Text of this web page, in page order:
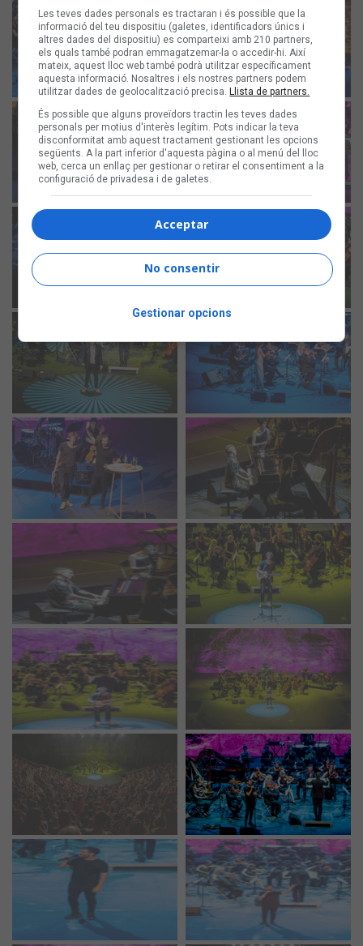
Les teves dades personals es tractaran i és possible que la
informació del teu dispositiu (galetes, identificadors únics i
altres dades del dispositiu) es comparteixi amb 210 partners,
els quals també podran emmagatzemar-la o accedir-hi. Així
mateix, aquest lloc web també podrà utilitzar específicament
aquesta informació. Nosaltres i els nostres partners podem
utilitzar dades de geolocalització precisa. Llista de partners.
És possible que alguns proveïdors tractin les teves dades
personals per motius d'interès legítim. Pots indicar la teva
disconformitat amb aquest tractament gestionant les opcions
següents. A la part inferior d'aquesta pàgina o al menú del lloc
web, cerca un enllaç per gestionar o retirar el consentiment a la
configuració de privadesa i de galetes.
Acceptar
No consentir
Gestionar opcions